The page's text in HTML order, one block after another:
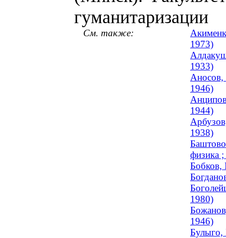
гуманитаризации
См. также:
1973)
1933)
Аносов,
1946)
1944)
1938)
физика
Бобков,
1980)
1946)
Булыго,